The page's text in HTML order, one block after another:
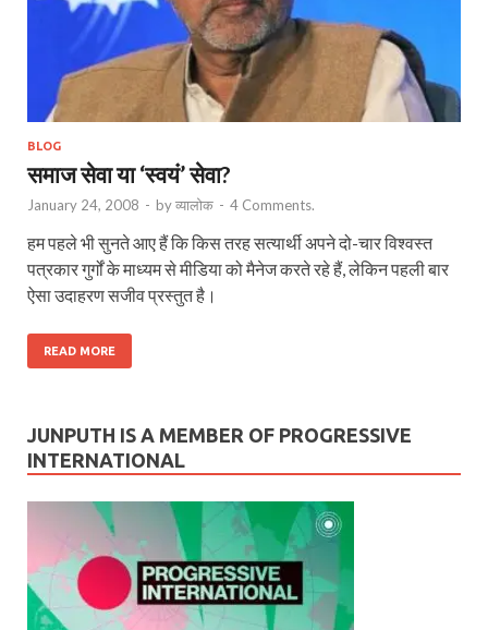
BLOG
समाज सेवा या ‘स्वयं’ सेवा?
January 24, 2008 - byव्यालोक - 4 Comments.
हम पहले भी सुनते आए हैं कि किस तरह सत्‍यार्थी अपने दो-चार विश्‍वस्‍त
पत्रकार गुर्गों के माध्‍यम से मीडिया को मैनेज करते रहे हैं, लेकिन पहली बार
ऐसा उदाहरण सजीव प्रस्‍तुत है।
READ MORE
JUNPUTH IS A MEMBER OF PROGRESSIVE
INTERNATIONAL